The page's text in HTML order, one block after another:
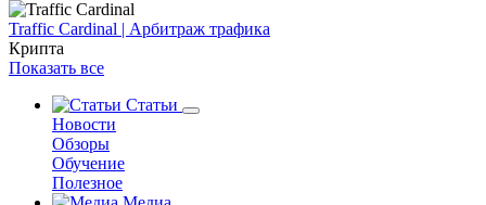
Traffic Cardinal | Арбитраж трафика
Крипта
Показать все
Статьи
Новости
Обзоры
Обучение
Полезное